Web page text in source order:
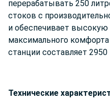
перерабатывать 250
стоков с
и обеспечивает
максимального
станции составляет
Технические